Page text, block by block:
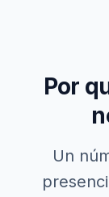
Por
Un